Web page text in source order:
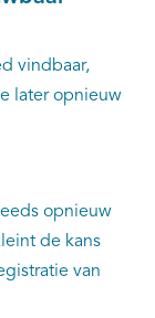
vindbaar,
later opnieuw
opnieuw
de kans
van